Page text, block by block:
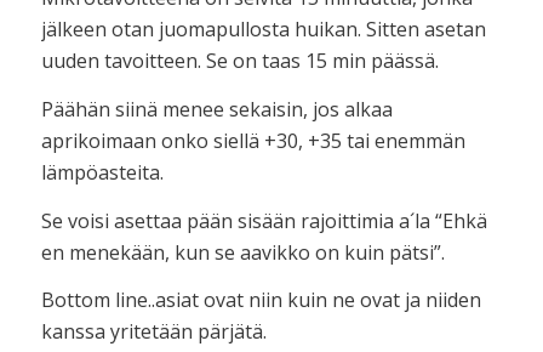
jälkeen otan juomapullosta huikan. Sitten asetan
uuden tavoitteen. Se on taas 15 min päässä.
Päähän siinä menee sekaisin, jos alkaa
aprikoimaan onko siellä +30, +35 tai enemmän
lämpöasteita.
Se voisi asettaa pään sisään rajoittimia a´la “Ehkä
en menekään, kun se aavikko on kuin pätsi”.
Bottom line..asiat ovat niin kuin ne ovat ja niiden
kanssa yritetään pärjätä.